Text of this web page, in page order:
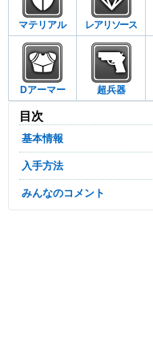
マテリアル レアリソース
Dアーマー 超兵器
目次
基本情報
入手方法
みんなのコメント